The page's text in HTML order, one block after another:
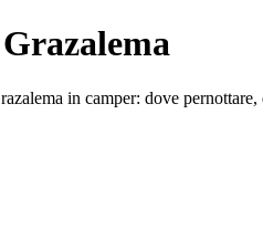
Grazalema
in camper: dove